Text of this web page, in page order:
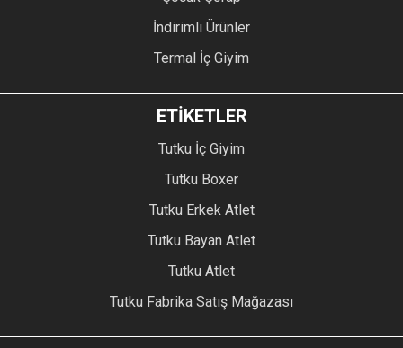
İndirimli Ürünler
Termal İç Giyim
ETİKETLER
Tutku İç Giyim
Tutku Boxer
Tutku Erkek Atlet
Tutku Bayan Atlet
Tutku Atlet
Tutku Fabrika Satış Mağazası